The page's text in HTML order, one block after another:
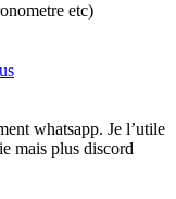
etc)
whatsapp. Je l’utile
mais plus discord